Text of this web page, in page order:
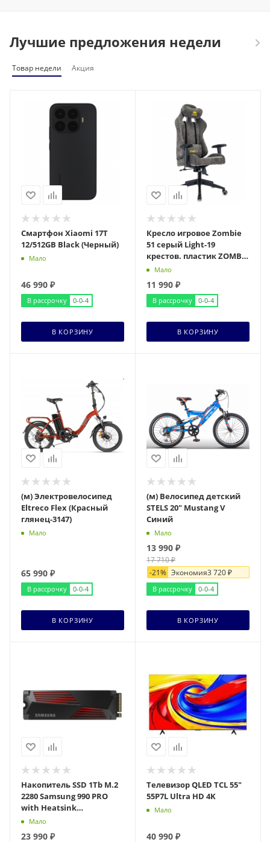
Лучшие предложения недели
Товар недели Акция
Смартфон Xiaomi 17T
12/512GB Black (Черный)
Мало
46 990 ₽
В рассрочку 0-0-4
В КОРЗИНУ
Кресло игровое Zombie
51 серый Light-19
крестов. пластик ZOMBIE
51 GR
Мало
11 990 ₽
В рассрочку 0-0-4
В КОРЗИНУ
(м) Электровелосипед
Eltreco Flex (Красный
глянец-3147)
Мало
65 990 ₽
В рассрочку 0-0-4
В КОРЗИНУ
(м) Велосипед детский
STELS 20" Mustang V
Синий
Мало
13 990 ₽
17 710₽
-21% Экономия3 720₽
В рассрочку 0-0-4
В КОРЗИНУ
Накопитель SSD 1Tb M.2
2280 Samsung 990 PRO
with Heatsink
R7450/W6900 M.2 2280 (MZ-
V9P1T0CW)
Мало
23 990 ₽
Телевизор QLED TCL 55"
55P7L Ultra HD 4K
Мало
40 990 ₽